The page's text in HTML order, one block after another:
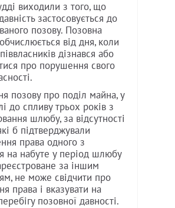
виходили з того, що
застосовується до
позову. Позовна
від дня, коли
дізнався або
про порушення свого
позову про поділ майна, у
до спливу трьох років з
шлюбу, за відсутності
б підтверджували
права одного з
на набуте у період шлюбу
за іншим
не може свідчити про
права і вказувати на
позовної давності.